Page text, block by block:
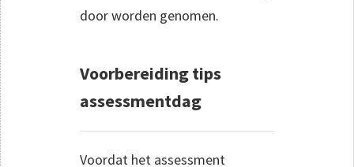
door worden genomen.
Voorbereiding tips
assessmentdag
Voordat het assessment